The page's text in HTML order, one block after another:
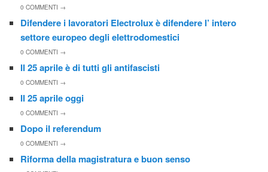
0COMMENTI →
Difendere i lavoratori Electrolux è difendere l’ intero
settore europeo degli elettrodomestici
0COMMENTI →
Il 25 aprile è di tutti gli antifascisti
0COMMENTI →
Il 25 aprile oggi
0COMMENTI →
Dopo il referendum
0COMMENTI →
Riforma della magistratura e buon senso